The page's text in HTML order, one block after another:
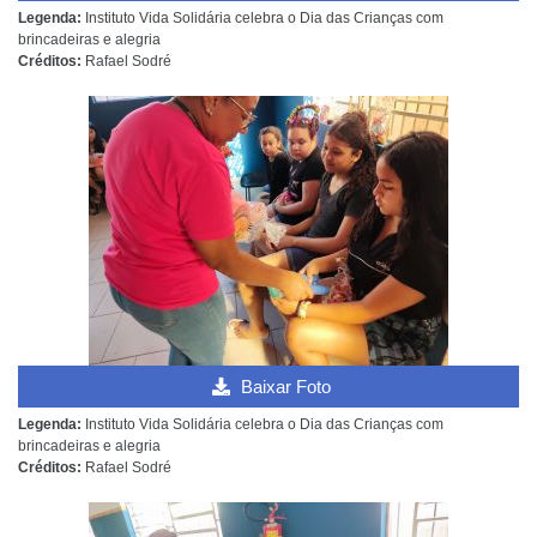
Legenda: Instituto Vida Solidária celebra o Dia das Crianças com
brincadeiras e alegria
Créditos: Rafael Sodré
Baixar Foto
Legenda: Instituto Vida Solidária celebra o Dia das Crianças com
brincadeiras e alegria
Créditos: Rafael Sodré